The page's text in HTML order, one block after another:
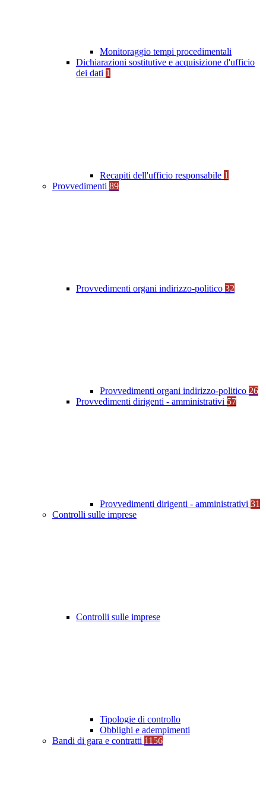
Monitoraggio tempi procedimentali
Dichiarazioni sostitutive e acquisizione d'ufficio
dei dati 1
Recapiti dell'ufficio responsabile 1
Provvedimenti 89
Provvedimenti organi indirizzo-politico 32
Provvedimenti organi indirizzo-politico 26
Provvedimenti dirigenti - amministrativi 57
Provvedimenti dirigenti - amministrativi 31
Controlli sulle imprese
Controlli sulle imprese
Tipologie di controllo
Obblighi e adempimenti
Bandi di gara e contratti 1156